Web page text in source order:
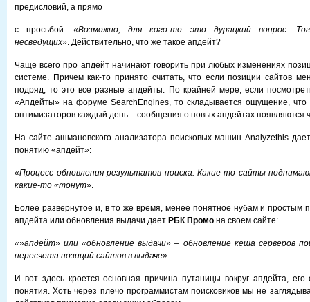
предисловий, а прямо
с просьбой:«Возможно, для кого-то это дурацкий вопрос.
несведущих». Действительно, что же такое апдейт?
Чаще всего про апдейт начинают говорить при любых изменениях
системе. Причем как-то принято считать, что если позиции сайтов
подряд, то это все разные апдейты. По крайней мере, если
«Апдейты» на форуме SearchEngines, то складывается ощущение, что
оптимизаторов каждый день – сообщения о новых апдейтах появляются
На сайте ашмановского анализатора поисковых машин Analyzethis
понятию «апдейт»:
«Процесс обновления результатов поиска. Какие-то сайты
какие-то «тонут».
Более развернутое и, в то же время, менее понятное нубам и простым
апдейта или обновления выдачи дает РБК Промо на своем сайте:
«»апдейт» или «обновление выдачи» – обновление кеша серверов
пересчета позиций сайтов в выдаче».
И вот здесь кроется основная причина путаницы вокруг апдейта,
понятия. Хоть через плечо программистам поисковиков мы не